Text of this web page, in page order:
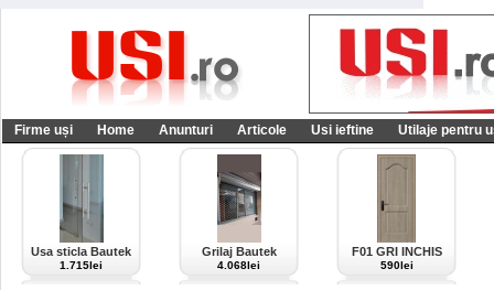
Firme uși Home Anunturi Articole Usi ieftine Utilaje pentru
Usa sticla Bautek
1.715lei
Grilaj Bautek
4.068lei
F01 GRI INCHIS
590lei